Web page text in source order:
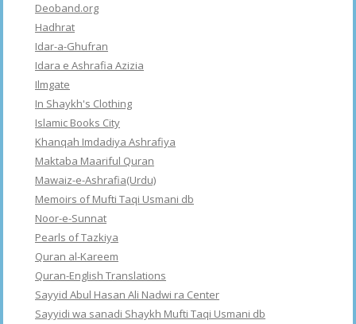
Deoband.org
Hadhrat
Idar-a-Ghufran
Idara e Ashrafia Azizia
Ilmgate
In Shaykh's Clothing
Islamic Books City
Khanqah Imdadiya Ashrafiya
Maktaba Maariful Quran
Mawaiz-e-Ashrafia(Urdu)
Memoirs of Mufti Taqi Usmani db
Noor-e-Sunnat
Pearls of Tazkiya
Quran al-Kareem
Quran-English Translations
Sayyid Abul Hasan Ali Nadwi ra Center
Sayyidi wa sanadi Shaykh Mufti Taqi Usmani db